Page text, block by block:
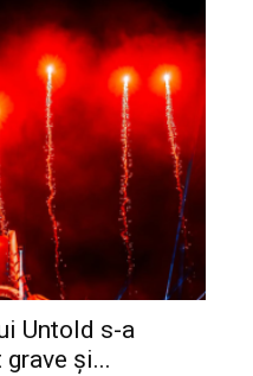
Untold s-a
și...